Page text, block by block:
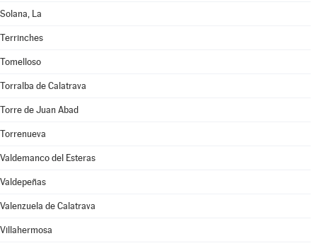
Solana, La
Terrinches
Tomelloso
Torralba de Calatrava
Torre de Juan Abad
Torrenueva
Valdemanco del Esteras
Valdepeñas
Valenzuela de Calatrava
Villahermosa